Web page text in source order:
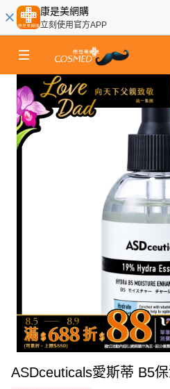
康是美網購
立刻使用官方APP
ASDceuticals愛斯蒂 B5